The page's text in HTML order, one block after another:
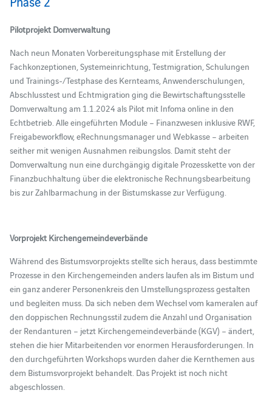
Pilotprojekt Domverwaltung
Nach neun Monaten Vorbereitungsphase mit Erstellung der
Fachkonzeptionen, Systemeinrichtung, Testmigration, Schulungen
und Trainings-/Testphase des Kernteams, Anwenderschulungen,
Abschlusstest und Echtmigration ging die Bewirtschaftungsstelle
Domverwaltung am 1.1.2024 als Pilot mit Infoma online in den
Echtbetrieb. Alle eingeführten Module – Finanzwesen inklusive RWF,
Freigabeworkflow, eRechnungsmanager und Webkasse – arbeiten
seither mit wenigen Ausnahmen reibungslos. Damit steht der
Domverwaltung nun eine durchgängig digitale Prozesskette von der
Finanzbuchhaltung über die elektronische Rechnungsbearbeitung
bis zur Zahlbarmachung in der Bistumskasse zur Verfügung.
Vorprojekt Kirchengemeindeverbände
Während des Bistumsvorprojekts stellte sich heraus, dass bestimmte
Prozesse in den Kirchengemeinden anders laufen als im Bistum und
ein ganz anderer Personenkreis den Umstellungsprozess gestalten
und begleiten muss. Da sich neben dem Wechsel vom kameralen auf
den doppischen Rechnungsstil zudem die Anzahl und Organisation
der Rendanturen – jetzt Kirchengemeindeverbände (KGV) – ändert,
stehen die hier Mitarbeitenden vor enormen Herausforderungen. In
den durchgeführten Workshops wurden daher die Kernthemen aus
dem Bistumsvorprojekt behandelt. Das Projekt ist noch nicht
abgeschlossen.